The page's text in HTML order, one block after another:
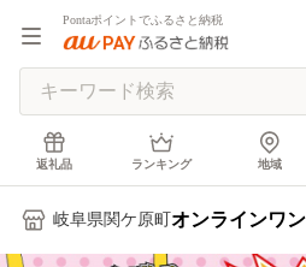
Pontaポイントでふるさと納税
返礼品 ランキング 地域
岐阜県関ケ原町 オンラインワ